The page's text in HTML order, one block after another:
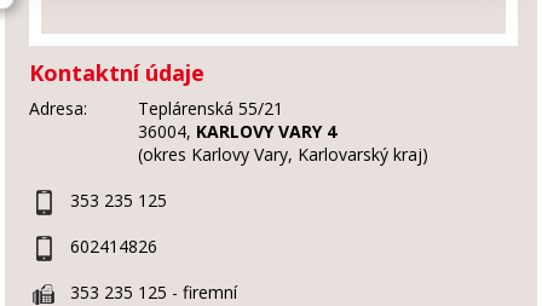
Kontaktní údaje
Adresa:
Teplárenská 55/21
36004, KARLOVY VARY 4
(okres Karlovy Vary, Karlovarský kraj)
353 235 125
602414826
353 235 125 - firemní